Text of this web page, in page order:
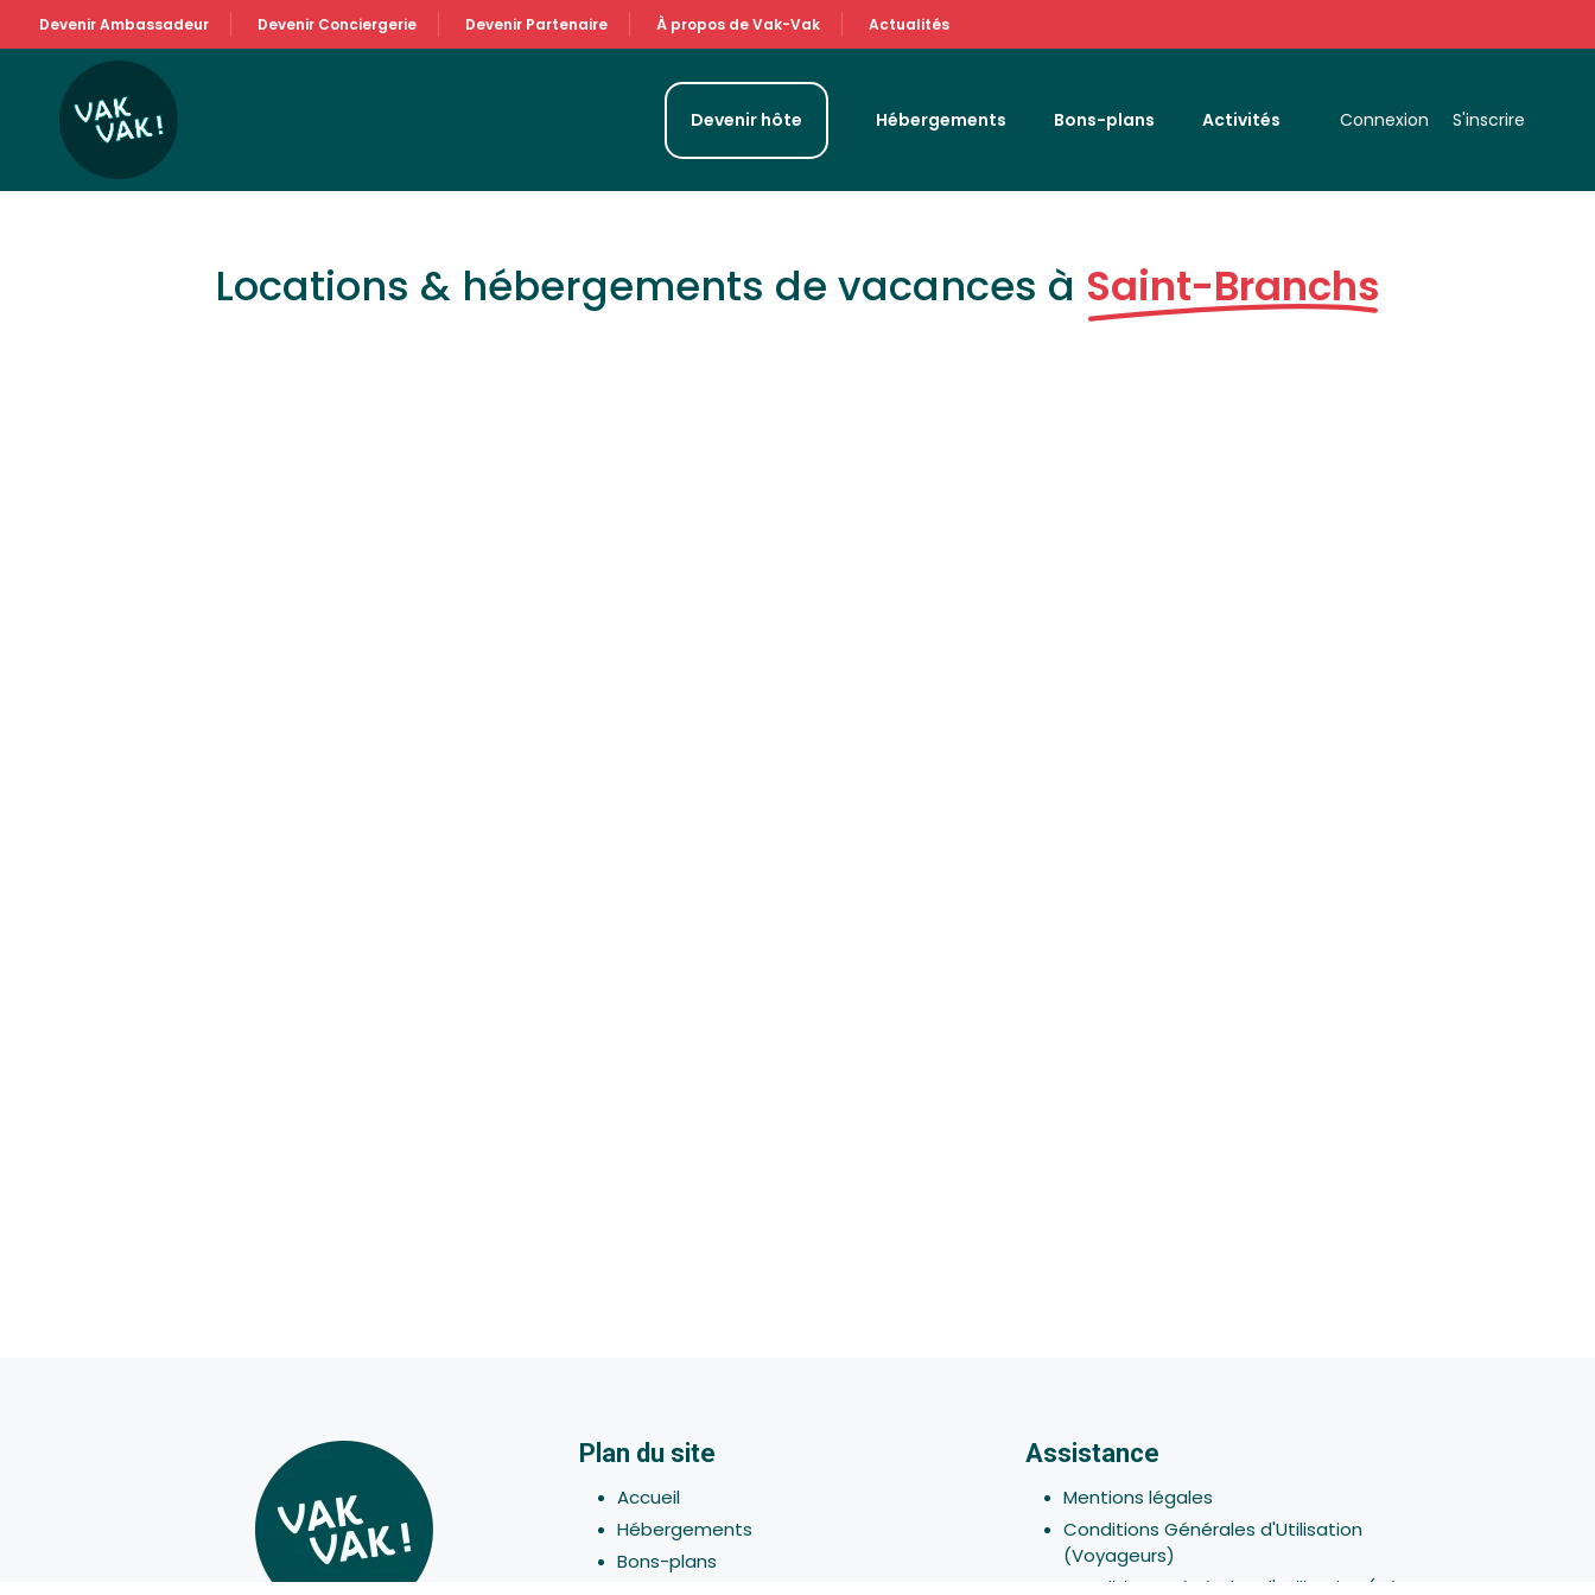
Devenir Ambassadeur Devenir Conciergerie Devenir Partenaire À propos de Vak-Vak Actualités
Devenir hôte Hébergements Bons-plans Activités Connexion S'inscrire
Locations & hébergements de vacances à Saint-Branchs
Plan du site
Accueil
Hébergements
Bons-plans
Assistance
Mentions légales
Conditions Générales d'Utilisation
(Voyageurs)
Conditions Générales d'Utilisation (Hôtes -